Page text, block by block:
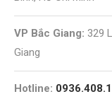
VP Bắc Giang: 329
Giang
Hotline: